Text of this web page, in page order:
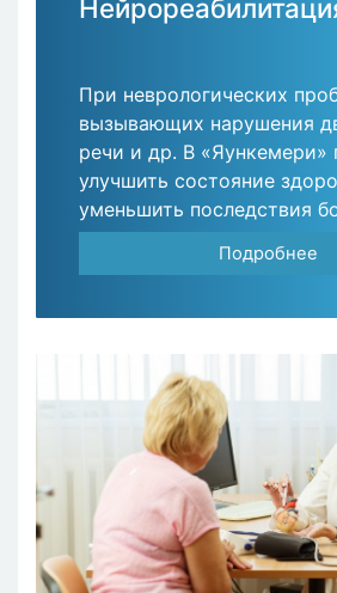
При неврологических
вызывающих нарушения
речи и др. В «Яункемери»
улучшить состояние
уменьшить последствия
Подробнее